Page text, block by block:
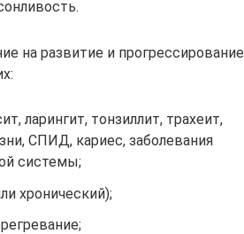
развитие и прогрессирование
ларингит, тонзиллит, трахеит,
СПИД, кариес, заболевания
системы;
хронический);